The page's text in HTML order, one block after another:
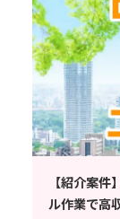
【紹介案
ル作業で高